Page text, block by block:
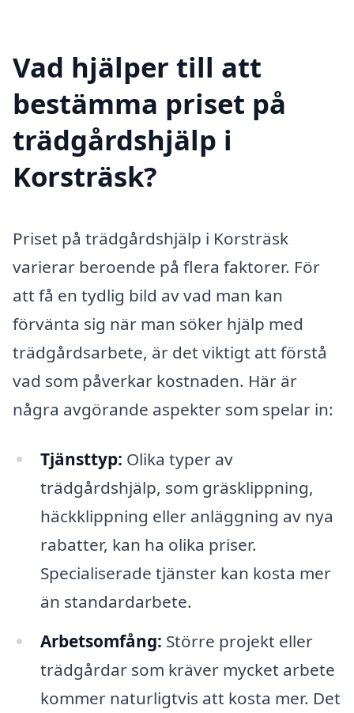
Vad hjälper till att
bestämma priset på
trädgårdshjälp i
Korsträsk?
Priset på trädgårdshjälp i Korsträsk
varierar beroende på flera faktorer. För
att få en tydlig bild av vad man kan
förvänta sig när man söker hjälp med
trädgårdsarbete, är det viktigt att förstå
vad som påverkar kostnaden. Här är
några avgörande aspekter som spelar in:
Tjänsttyp: Olika typer av
trädgårdshjälp, som gräsklippning,
häckklippning eller anläggning av nya
rabatter, kan ha olika priser.
Specialiserade tjänster kan kosta mer
än standardarbete.
Arbetsomfång: Större projekt eller
trädgårdar som kräver mycket arbete
kommer naturligtvis att kosta mer. Det